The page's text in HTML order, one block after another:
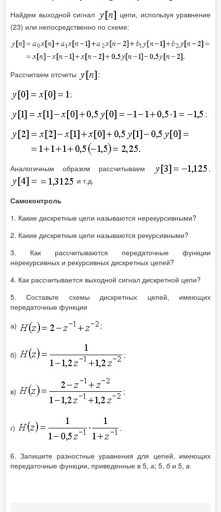
Найдем выходной сигнал
цепи, используя уравнение
(23) или непосредственно по схеме:
Рассчитаем отсчеты
:
;
;
Аналогичным образом рассчитываем
,
и т.д.
Самоконтроль
1. Какие дискретные цепи называются нерекурсивными?
2. Какие дискретные цепи называются рекурсивными?
3. Как рассчитываются передаточные функции
нерекурсивных и рекурсивных дискретных цепей?
4. Как рассчитывается выходной сигнал дискретной цепи?
5. Составьте схемы дискретных цепей, имеющих
передаточные функции
а)
;
б) ;
в) ;
г) .
6. Запишите разностные уравнения для цепей, имеющих
передаточные функции, приведенные в 5, а; 5, би 5, в.